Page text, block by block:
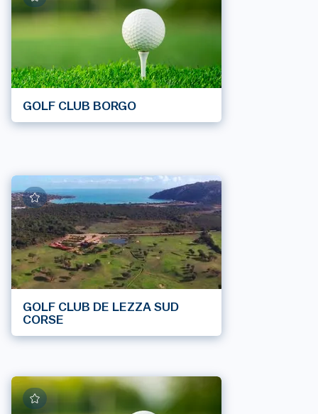
GOLF CLUB BORGO
GOLF CLUB DE LEZZA SUD
CORSE